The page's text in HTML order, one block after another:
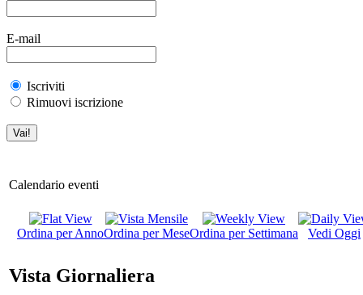
E-mail
Iscriviti
Rimuovi iscrizione
Calendario eventi
Ordina per AnnoOrdina per MeseOrdina per Settimana Vedi Oggi
Vista Giornaliera